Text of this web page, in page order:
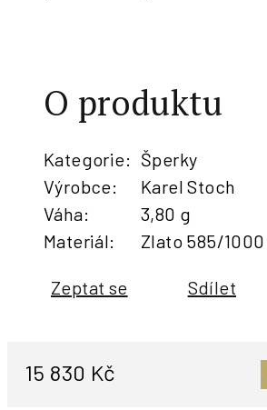
15 830 Kč
O produktu
Kategorie: Šperky
Výrobce:
Karel Stoch
Váha:
3,80 g
Materiál: Zlato 585/1000
Zeptat se Sdílet